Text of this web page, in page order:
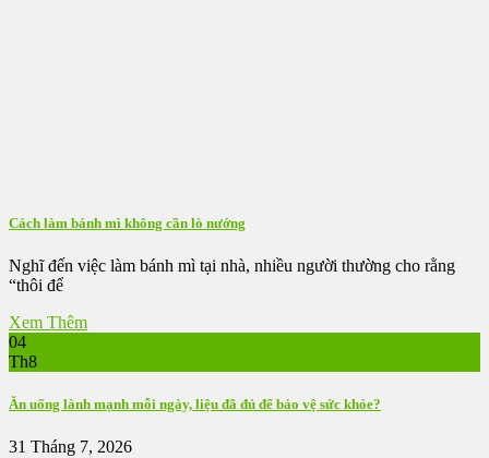
Cách làm bánh mì không cần lò nướng
Nghĩ đến việc làm bánh mì tại nhà, nhiều người thường cho rằng
“thôi để
Xem Thêm
04
Th8
Ăn uống lành mạnh mỗi ngày, liệu đã đủ để bảo vệ sức khỏe?
31 Tháng 7, 2026